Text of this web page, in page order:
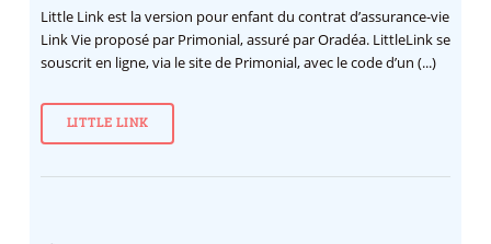
Little Link est la version pour enfant du contrat d’assurance-vie
Link Vie proposé par Primonial, assuré par Oradéa. LittleLink se
souscrit en ligne, via le site de Primonial, avec le code d’un (...)
LITTLE LINK